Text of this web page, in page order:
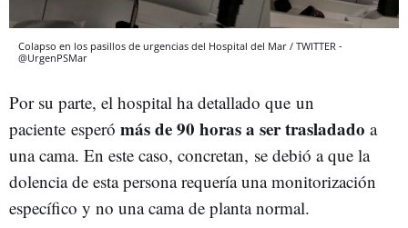
Colapso en los pasillos de urgencias del Hospital del Mar / TWITTER -
@UrgenPSMar
Por su parte, el hospital ha detallado que un
paciente esperó más de 90 horas a ser trasladado a
una cama. En este caso, concretan, se debió a que la
dolencia de esta persona requería una monitorización
específico y no una cama de planta normal.